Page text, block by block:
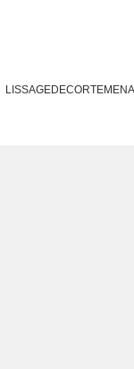
LISSAGEDECORTE